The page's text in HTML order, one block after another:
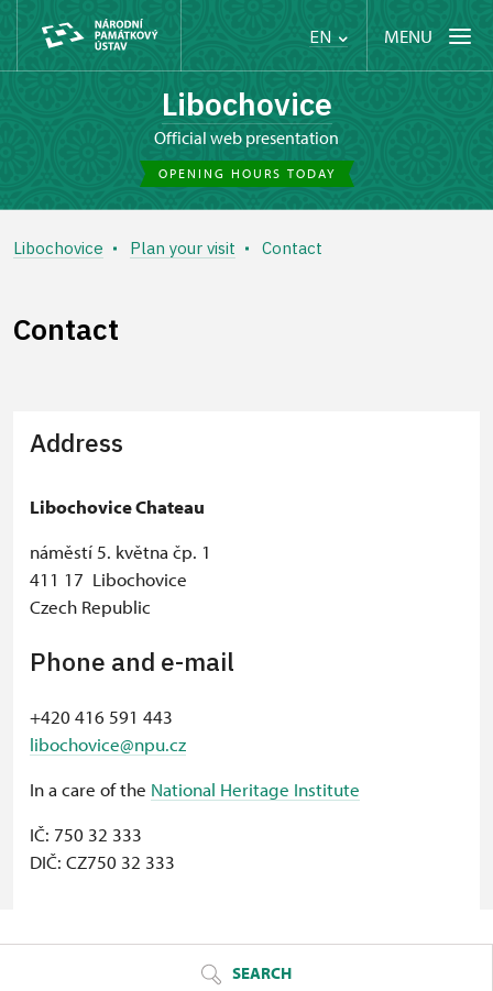
EN MENU
Libochovice
Official web presentation
OPENING HOURS TODAY
Libochovice Plan your visit Contact
Contact
Address
Libochovice Chateau
náměstí 5. května čp. 1
411 17 Libochovice
Czech Republic
Phone and e-mail
+420 416 591 443
libochovice@npu.cz
In a care of the National Heritage Institute
IČ: 750 32 333
DIČ: CZ750 32 333
SEARCH